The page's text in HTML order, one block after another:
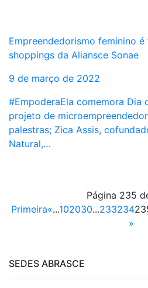
Empreendedorismo feminino
shoppings da Aliansce Sonae
9 de março de 2022
#EmpoderaEla comemora Dia
projeto de
palestras; Zica Assis,
Natural,…
Página 235
Primeira«...102030...233234
»
SEDES ABRASCE